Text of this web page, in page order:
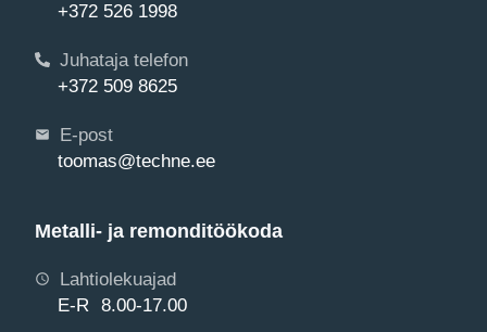
+372 526 1998
Juhataja telefon
+372 509 8625
E-post
toomas@techne.ee
Metalli- ja remonditöökoda
Lahtiolekuajad
E-R 8.00-17.00